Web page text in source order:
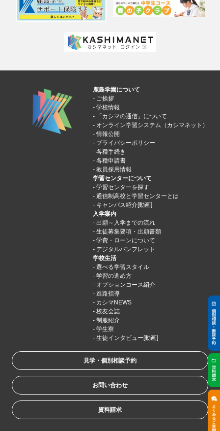
鹿島学園について
ご挨拶
学校情報
「カシマの通信」について
オンライン学習システム（カシマネット）
情報公開
プライバシーポリシー
各種手続き
各種申請書
教員採用情報
学習センターについて
学習センターを探す
通信制高校と学習センターとは
キャンパス紹介[動画]
入学案内
出願～入学までの流れ
生徒募集要項・出願書類
学費・ローンについて
デジタルパンフレット
学校生活
選べる学習スタイル
学習の進め方
オプションコース紹介
進路指導
カシマNEWS
校友会誌
制服紹介
学生寮
生徒インタビュー[動画]
見学・個別相談予約
お問い合わせ
資料請求